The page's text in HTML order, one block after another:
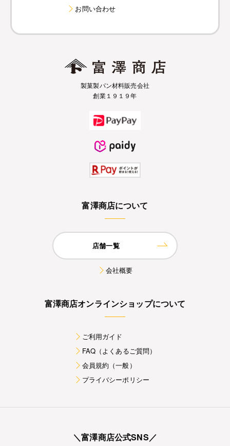
お問い合わせ
製菓製パン材料販売会社
創業１９１９年
富澤商店について
店舗一覧
会社概要
富澤商店オンラインショップについて
ご利用ガイド
FAQ（よくあるご質問）
会員規約（一般）
プライバシーポリシー
＼富澤商店公式SNS／